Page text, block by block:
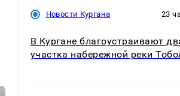
Новости Кургана 23
В Кургане благоустраивают
участка набережной реки